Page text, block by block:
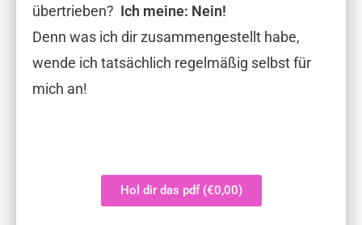
übertrieben? Ich meine: Nein!
Denn was ich dir zusammengestellt habe,
wende ich tatsächlich regelmäßig selbst für
mich an!
Hol dir das pdf (€0,00)